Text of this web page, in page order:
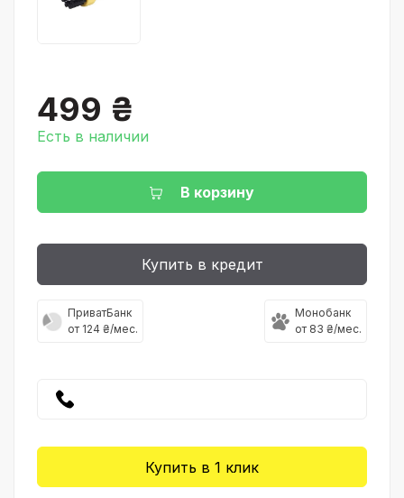
499 ₴
Есть в наличии
В корзину
Купить в кредит
ПриватБанк
от 124 ₴/мес.
Монобанк
от 83 ₴/мес.
Купить в 1 клик